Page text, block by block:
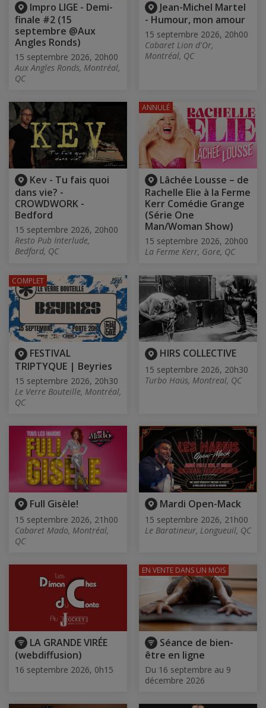
Impro LIGE - Demi-
finale #2 (15
septembre @Aux
Angles Ronds)
15 septembre 2026, 20h00
Aux Angles Ronds, Montréal,
QC
Jean-Michel Martel
- Humour, mon amour
15 septembre 2026, 20h00
Cabaret Lion d'Or,
Montréal, QC
Kev - Tu fais quoi
dans vie? -
CROWDWORK -
Bedford
15 septembre 2026, 20h00
Resto Pub Interlude,
Bedford, QC
Lâchée Lousse – de
Rachelle Elie à la Ferme
Kerr Comédie Grange
(Série One
Man/Woman Show)
15 septembre 2026, 20h00
La Ferme Kerr, Gore, QC
ANNULÉ
FESTIVAL
TRIPTYQUE | Beyries
15 septembre 2026, 20h30
Le Verre Bouteille, Montréal,
QC
COMPLET
HIRS COLLECTIVE
15 septembre 2026, 20h30
Turbo Haüs, Montreal, QC
Full Gisèle!
15 septembre 2026, 21h00
Cabaret Mado, Montréal,
QC
Mardi Open-Mack
15 septembre 2026, 21h00
Le Baratineur, Longueuil, QC
LA GRANDE VIRÉE
(webdiffusion)
16 septembre 2026, 0h15
Séance de bien-
être en ligne
Du 16 septembre au 9
décembre 2026
EN VENTE DANS UN MOIS